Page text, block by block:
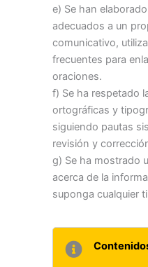
e) Se han
adecuados a un
comunicativo,
frecuentes para
oraciones.
f) Se ha respetado
ortográficas y
siguiendo pautas
revisión y
g) Se ha mostrado
acerca de la
suponga cualquier